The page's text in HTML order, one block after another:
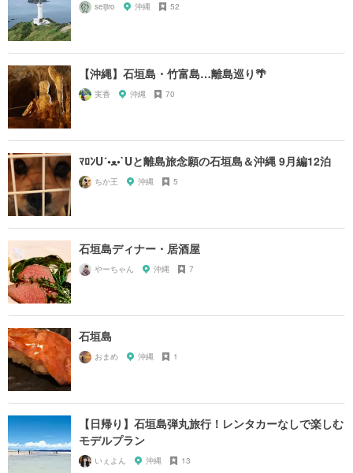
seijiro 沖縄 52
【沖縄】石垣島・竹富島…離島巡り🌴
実香 沖縄 70
ﾏﾛﾝU´•ﻌ•`Uと離島旅念願の石垣島＆沖縄 9月編12泊
ちか王 沖縄 5
石垣島ディナー・居酒屋
やーちゃん 沖縄 7
石垣島
おまめ 沖縄 1
【日帰り】石垣島弾丸旅行！レンタカーなしで楽しむ
モデルプラン
いぇよん 沖縄 13